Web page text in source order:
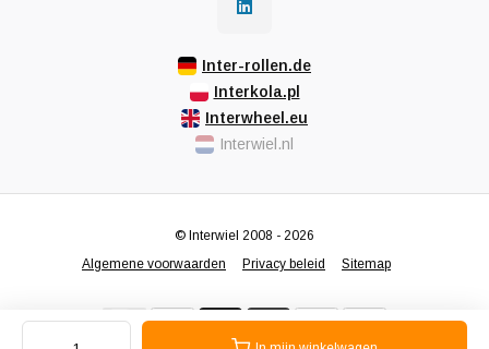
Inter-rollen.de
Interkola.pl
Interwheel.eu
Interwiel.nl
Algemene voorwaarden Privacy beleid Sitemap
© Interwiel 2008 - 2026